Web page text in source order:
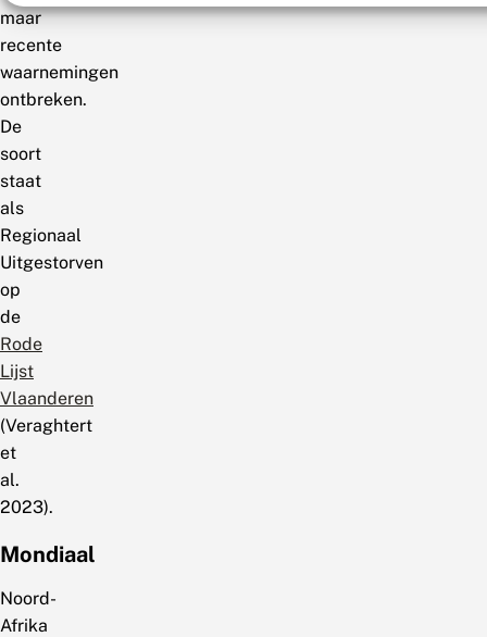
maar
recente
waarnemingen
ontbreken.
De
soort
staat
als
Regionaal
Uitgestorven
op
de
Rode
Lijst
Vlaanderen
(Veraghtert
et
al.
2023).
Mondiaal
Noord-
Afrika